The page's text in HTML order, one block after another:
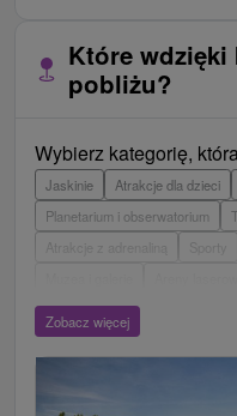
Które wdzięki
pobliżu?
Wybierz kategorię,
Jaskinie Atrakcje dla dzieci
Planetarium i obserwatorium
Atrakcje z adrenaliną
Wieże obserwacyjne i chodniki
Escaperoom
Zobacz więcej